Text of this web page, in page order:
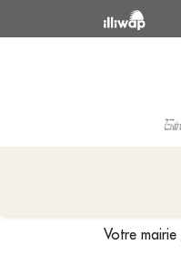
Votre mairie